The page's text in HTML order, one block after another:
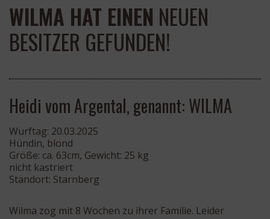
WILMA HAT EINEN NEUEN
BESITZER GEFUNDEN!
Heidi vom Argental, genannt: WILMA
Wurftag: 20.03.2025
Hündin, blond
Größe: ca. 63cm, Gewicht: 25 kg
nicht kastriert
Standort: Starnberg
Wilma zog mit 8 Wochen zu ihrer Familie. Leider